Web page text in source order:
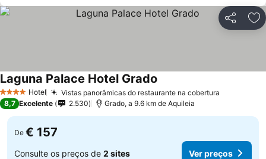
Partilhar
4 EstrelasHotel Vistas panorâmicas do restaurante na cobertura
Laguna Palace Hotel Grado
8,7 Excelente 2.530 Grado, a 9.6 km de Aquileia
De € 157
Consulte os preços de 2 sites Ver preços